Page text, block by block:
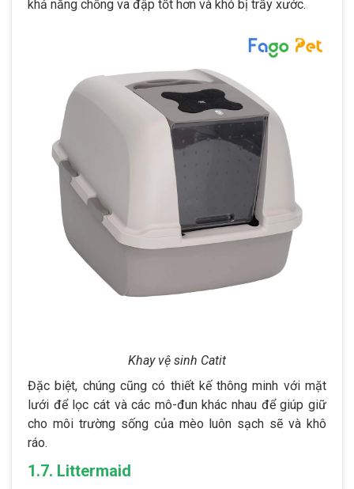
khả năng chống va đập tốt hơn và khó bị trầy xước.
Khay vệ sinh Catit
Đặc biệt, chúng cũng có thiết kế thông minh với mặt
lưới để lọc cát và các mô-đun khác nhau để giúp giữ
cho môi trường sống của mèo luôn sạch sẽ và khô
ráo.
1.7. Littermaid